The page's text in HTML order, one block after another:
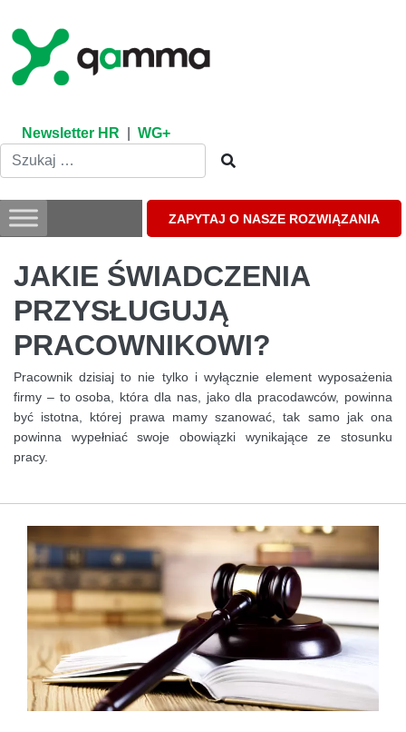
content
Newsletter HR WG+
ZAPYTAJ O NASZE ROZWIĄZANIA
JAKIE ŚWIADCZENIA
PRZYSŁUGUJĄ
PRACOWNIKOWI?
Pracownik dzisiaj to nie tylko i wyłącznie element wyposażenia
firmy – to osoba, która dla nas, jako dla pracodawców, powinna
być istotna, której prawa mamy szanować, tak samo jak ona
powinna wypełniać swoje obowiązki wynikające ze stosunku
pracy.